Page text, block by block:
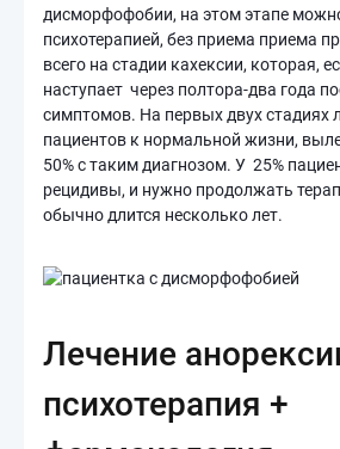
дисморфофобии, на этом этапе
психотерапией, без приема приема
всего на стадии кахексии, которая,
наступает через полтора-два года
симптомов. На первых двух стадиях
пациентов к нормальной жизни,
50% с таким диагнозом. У 25%
рецидивы, и нужно продолжать
обычно длится несколько лет.
Лечение
психотерапия +